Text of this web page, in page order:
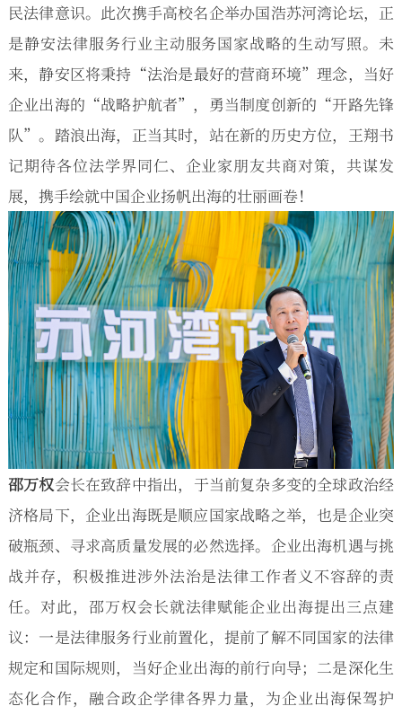
民法律意识。此次携手高校名企举办国浩苏河湾论坛，正
是静安法律服务行业主动服务国家战略的生动写照。未
来，静安区将秉持“法治是最好的营商环境”理念，当好
企业出海的“战略护航者”，勇当制度创新的“开路先锋
队”。踏浪出海，正当其时，站在新的历史方位，王翔书
记期待各位法学界同仁、企业家朋友共商对策，共谋发
展，携手绘就中国企业扬帆出海的壮丽画卷！
邵万权会长在致辞中指出，于当前复杂多变的全球政治经
济格局下，企业出海既是顺应国家战略之举，也是企业突
破瓶颈、寻求高质量发展的必然选择。企业出海机遇与挑
战并存，积极推进涉外法治是法律工作者义不容辞的责
任。对此，邵万权会长就法律赋能企业出海提出三点建
议：一是法律服务行业前置化，提前了解不同国家的法律
规定和国际规则，当好企业出海的前行向导；二是深化生
态化合作，融合政企学律各界力量，为企业出海保驾护